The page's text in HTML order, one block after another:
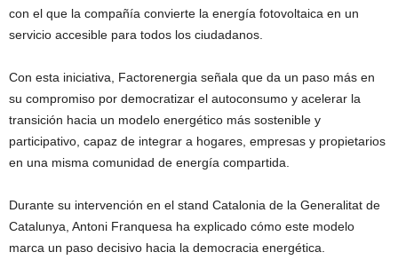
con el que la compañía convierte la energía fotovoltaica en un
servicio accesible para todos los ciudadanos.
Con esta iniciativa, Factorenergia señala que da un paso más en
su compromiso por democratizar el autoconsumo y acelerar la
transición hacia un modelo energético más sostenible y
participativo, capaz de integrar a hogares, empresas y propietarios
en una misma comunidad de energía compartida.
Durante su intervención en el stand Catalonia de la Generalitat de
Catalunya, Antoni Franquesa ha explicado cómo este modelo
marca un paso decisivo hacia la democracia energética.